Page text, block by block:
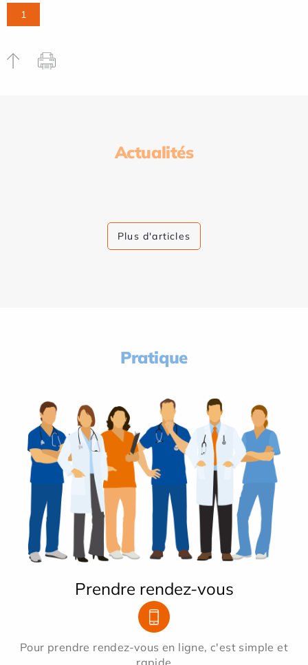
1
Actualités
Plus d'articles
Pratique
Prendre rendez-vous
Pour prendre rendez-vous en ligne, c'est simple et
rapide